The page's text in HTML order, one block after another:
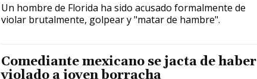
Un hombre de Florida ha sido acusado formalmente de
violar brutalmente, golpear y "matar de hambre".
Comediante mexicano se jacta de haber
violado a joven borracha